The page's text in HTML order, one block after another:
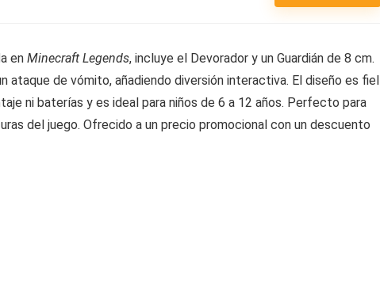
en Minecraft Legends, incluye el Devorador y un Guardián de 8 cm.
ataque de vómito, añadiendo diversión interactiva. El diseño es fiel
ni baterías y es ideal para niños de 6 a 12 años. Perfecto para
del juego. Ofrecido a un precio promocional con un descuento